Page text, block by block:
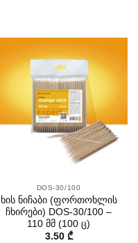
DOS-30/100
ხის ნიჩაბი (ფორთოხლის
ჩხირები) DOS-30/100 –
110 მმ (100 ც)
3.50 ₾